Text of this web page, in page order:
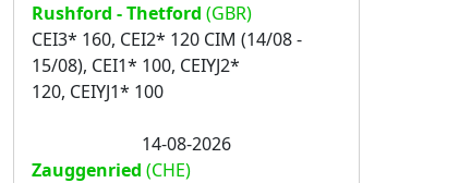
Rushford - Thetford (GBR)
CEI3* 160, CEI2* 120 CIM (14/08 -
15/08), CEI1* 100, CEIYJ2*
120, CEIYJ1* 100
14-08-2026
Zauggenried (CHE)